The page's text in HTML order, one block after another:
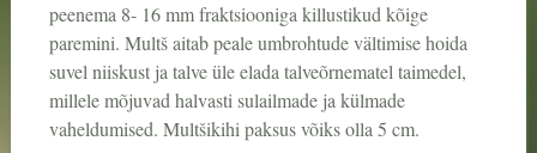
peenema 8- 16 mm fraktsiooniga killustikud kõige
paremini. Multš aitab peale umbrohtude vältimise hoida
suvel niiskust ja talve üle elada talveõrnematel taimedel,
millele mõjuvad halvasti sulailmade ja külmade
vaheldumised. Multšikihi paksus võiks olla 5 cm.